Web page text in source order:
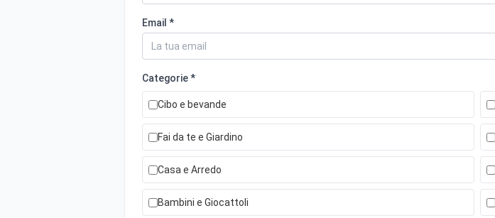
Email *
Categorie *
Cibo e bevande
Fai da te e Giardino
Casa e Arredo
Bambini e Giocattoli